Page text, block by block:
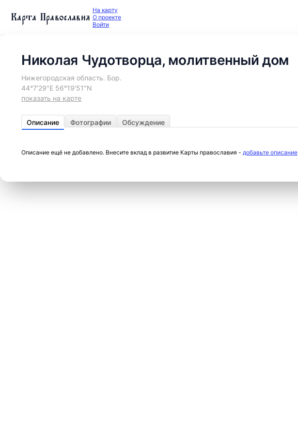
Карта Православия На карту
О проекте
Войти
Николая Чудотворца, молитвенный дом
Нижегородская область. Бор.
44°7′29″E 56°19′51″N
показать на карте
Описание Фотографии Обсуждение
Описание ещё не добавлено. Внесите вклад в развитие Карты православия - добавьте описание